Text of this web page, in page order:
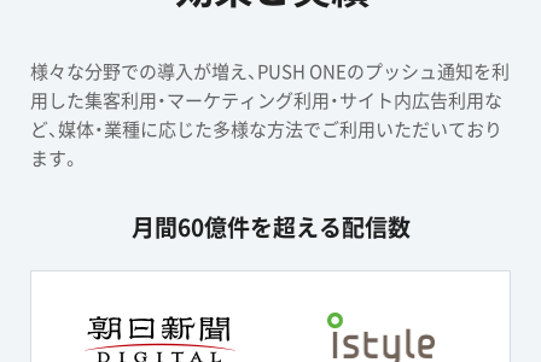
様々な分野での導入が増え、PUSH ONEのプッシュ通知を利
用した集客利用・マーケティング利用・サイト内広告利用な
ど、媒体・業種に応じた多様な方法でご利用いただいており
ます。
月間60億件を超える配信数